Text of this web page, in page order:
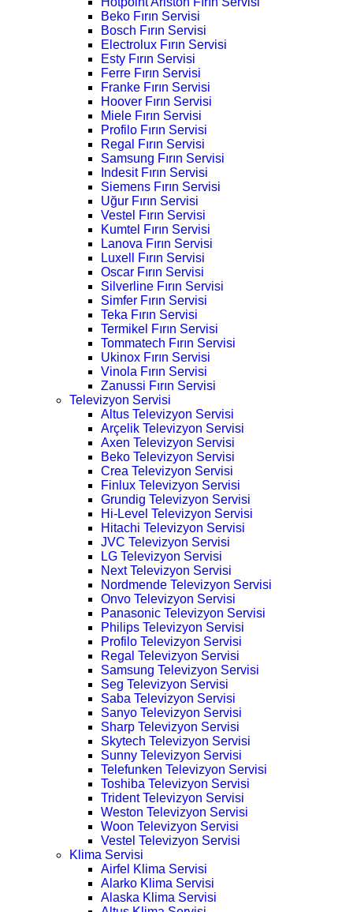
Beko Fırın Servisi
Bosch Fırın Servisi
Electrolux Fırın Servisi
Esty Fırın Servisi
Ferre Fırın Servisi
Franke Fırın Servisi
Hoover Fırın Servisi
Miele Fırın Servisi
Profilo Fırın Servisi
Regal Fırın Servisi
Samsung Fırın Servisi
Indesit Fırın Servisi
Siemens Fırın Servisi
Uğur Fırın Servisi
Vestel Fırın Servisi
Kumtel Fırın Servisi
Lanova Fırın Servisi
Luxell Fırın Servisi
Oscar Fırın Servisi
Silverline Fırın Servisi
Simfer Fırın Servisi
Teka Fırın Servisi
Termikel Fırın Servisi
Tommatech Fırın Servisi
Ukinox Fırın Servisi
Vinola Fırın Servisi
Zanussi Fırın Servisi
Televizyon Servisi
Altus Televizyon Servisi
Arçelik Televizyon Servisi
Axen Televizyon Servisi
Beko Televizyon Servisi
Crea Televizyon Servisi
Finlux Televizyon Servisi
Grundig Televizyon Servisi
Hi-Level Televizyon Servisi
Hitachi Televizyon Servisi
JVC Televizyon Servisi
LG Televizyon Servisi
Next Televizyon Servisi
Nordmende Televizyon Servisi
Onvo Televizyon Servisi
Panasonic Televizyon Servisi
Philips Televizyon Servisi
Profilo Televizyon Servisi
Regal Televizyon Servisi
Samsung Televizyon Servisi
Seg Televizyon Servisi
Saba Televizyon Servisi
Sanyo Televizyon Servisi
Sharp Televizyon Servisi
Skytech Televizyon Servisi
Sunny Televizyon Servisi
Telefunken Televizyon Servisi
Toshiba Televizyon Servisi
Trident Televizyon Servisi
Weston Televizyon Servisi
Woon Televizyon Servisi
Vestel Televizyon Servisi
Klima Servisi
Airfel Klima Servisi
Alarko Klima Servisi
Alaska Klima Servisi